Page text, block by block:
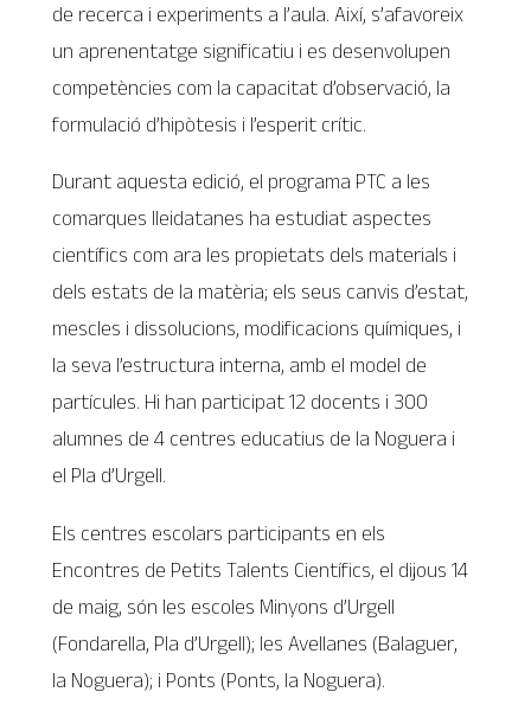
de recerca i experiments a l’aula. Així, s’afavoreix
un aprenentatge significatiu i es desenvolupen
competències com la capacitat d’observació, la
formulació d’hipòtesis i l’esperit crític.
Durant aquesta edició, el programa PTC a les
comarques lleidatanes ha estudiat aspectes
científics com ara les propietats dels materials i
dels estats de la matèria; els seus canvis d’estat,
mescles i dissolucions, modificacions químiques, i
la seva l’estructura interna, amb el model de
partícules. Hi han participat 12 docents i 300
alumnes de 4 centres educatius de la Noguera i
el Pla d’Urgell.
Els centres escolars participants en els
Encontres de Petits Talents Científics, el dijous 14
de maig, són les escoles Minyons d’Urgell
(Fondarella, Pla d’Urgell); les Avellanes (Balaguer,
la Noguera); i Ponts (Ponts, la Noguera).